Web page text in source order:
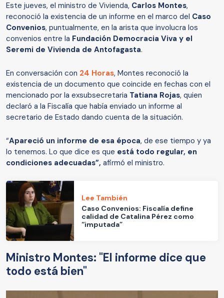
Este jueves, el ministro de Vivienda, Carlos Montes,
reconoció la existencia de un informe en el marco del Caso
Convenios, puntualmente, en la arista que involucra los
convenios entre la Fundación Democracia Viva y el
Seremi de Vivienda de Antofagasta.
En conversación con 24 Horas, Montes reconoció la
existencia de un documento que coincide en fechas con el
mencionado por la exsubsecretaria Tatiana Rojas, quien
declaró a la Fiscalía que había enviado un informe al
secretario de Estado dando cuenta de la situación.
“Apareció un informe de esa época, de ese tiempo y ya
lo tenemos. Lo que dice es que está todo regular, en
condiciones adecuadas”, afirmó el ministro.
Lee También
Caso Convenios: Fiscalía define
calidad de Catalina Pérez como
“imputada”
Ministro Montes: "El informe dice que
todo está bien"